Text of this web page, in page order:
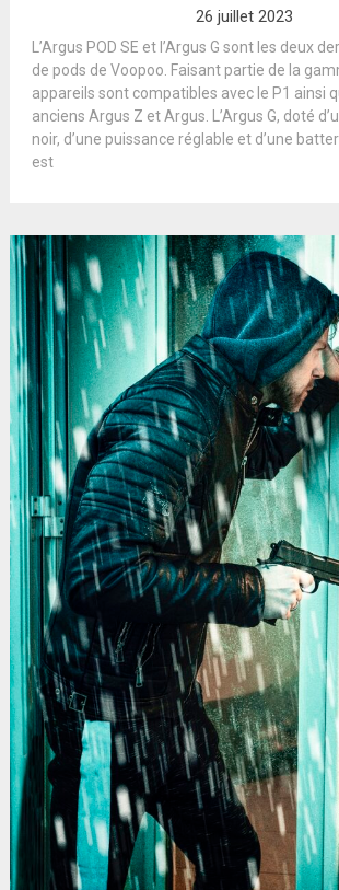
26 juillet 2023
L’Argus POD SE et l’Argus G sont les deux
de pods de Voopoo. Faisant partie de la
appareils sont compatibles avec le P1 ainsi
anciens Argus Z et Argus. L’Argus G, doté
noir, d’une puissance réglable et d’une
est